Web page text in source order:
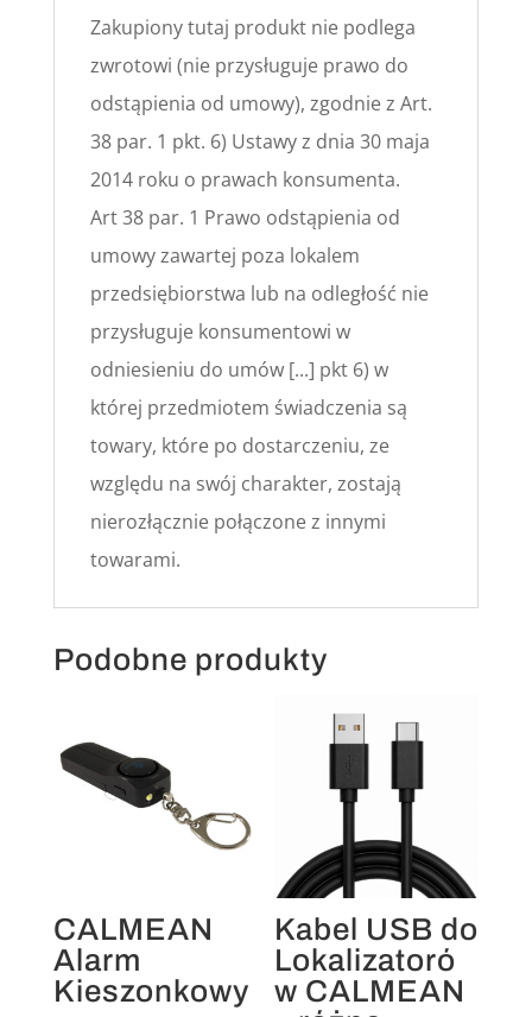
Zakupiony tutaj produkt nie podlega
zwrotowi (nie przysługuje prawo do
odstąpienia od umowy), zgodnie z Art.
38 par. 1 pkt. 6) Ustawy z dnia 30 maja
2014 roku o prawach konsumenta.
Art 38 par. 1 Prawo odstąpienia od
umowy zawartej poza lokalem
przedsiębiorstwa lub na odległość nie
przysługuje konsumentowi w
odniesieniu do umów [...] pkt 6) w
której przedmiotem świadczenia są
towary, które po dostarczeniu, ze
względu na swój charakter, zostają
nierozłącznie połączone z innymi
towarami.
Podobne produkty
CALMEAN
Alarm
Kieszonkowy
Kabel USB do
Lokalizatoró
w CALMEAN